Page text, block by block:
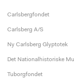
Carlsbergfondet
Carlsberg A/S
Ny Carlsberg Glyptotek
Det Nationalhistoriske
Tuborgfondet